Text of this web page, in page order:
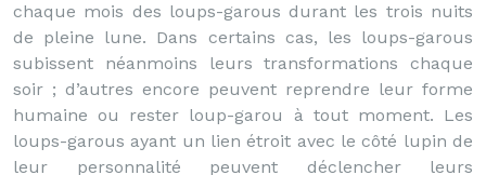
chaque mois des loups-garous durant les trois nuits
de pleine lune. Dans certains cas, les loups-garous
subissent néanmoins leurs transformations chaque
soir ; d’autres encore peuvent reprendre leur forme
humaine ou rester loup-garou à tout moment. Les
loups-garous ayant un lien étroit avec le côté lupin de
leur personnalité peuvent déclencher leurs